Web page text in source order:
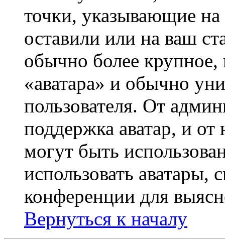
точки, указывающие
оставили или на ваш
обычно более крупное,
«аватара» и обычно
пользователя. От
поддержка аватар, и от
могут быть
использовать аватары,
конференции для
Вернуться к началу